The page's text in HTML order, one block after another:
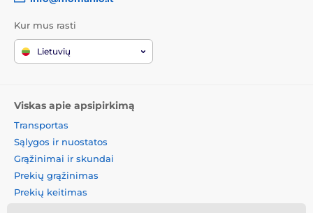
Kur mus rasti
Lietuvių
Viskas apie apsipirkimą
Transportas
Sąlygos ir nuostatos
Grąžinimai ir skundai
Prekių grąžinimas
Prekių keitimas